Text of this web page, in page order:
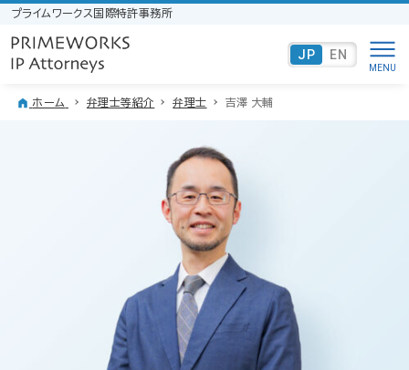
プライムワークス国際特許事務所
EN
JP
ホーム 弁理士等紹介 弁理士 吉澤 大輔